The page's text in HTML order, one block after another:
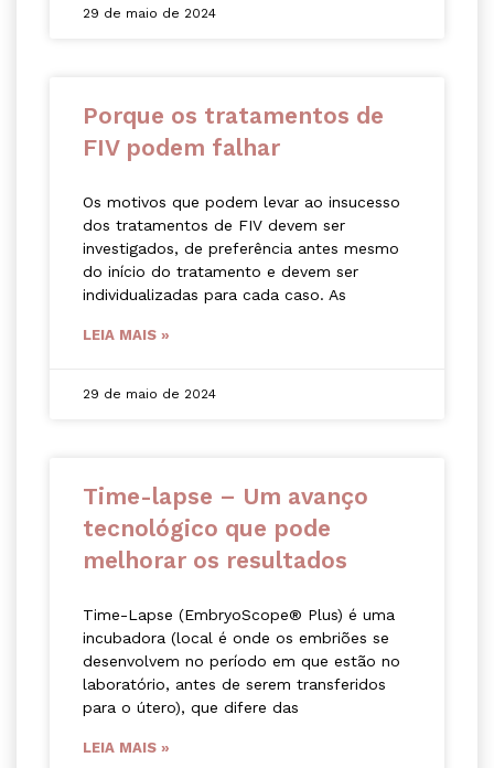
29 de maio de 2024
Porque os tratamentos de
FIV podem falhar
Os motivos que podem levar ao insucesso
dos tratamentos de FIV devem ser
investigados, de preferência antes mesmo
do início do tratamento e devem ser
individualizadas para cada caso. As
LEIA MAIS »
29 de maio de 2024
Time-lapse – Um avanço
tecnológico que pode
melhorar os resultados
Time-Lapse (EmbryoScope® Plus) é uma
incubadora (local é onde os embriões se
desenvolvem no período em que estão no
laboratório, antes de serem transferidos
para o útero), que difere das
LEIA MAIS »